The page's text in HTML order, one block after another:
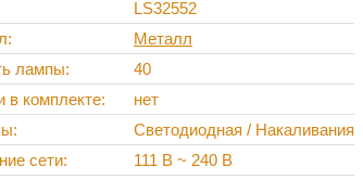
LS32552
Металл
лампы
40
в комплекте
нет
Светодиодная / Накаливания
сети
111 В ~ 240 В